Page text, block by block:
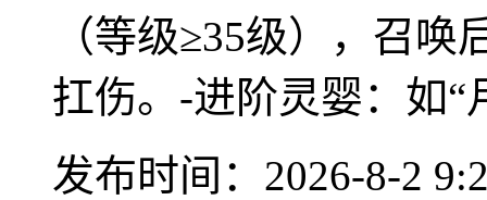
（等级≥35级），召
扛伤。-进阶灵婴：如“
发布时间：2026-8-2